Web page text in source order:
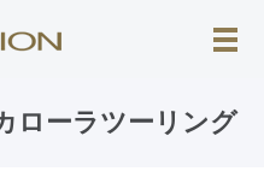
ローラツーリング